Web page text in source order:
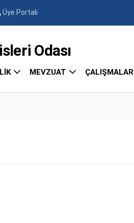
Üye Portalı
Odası
MEVZUAT ÇALIŞMALAR